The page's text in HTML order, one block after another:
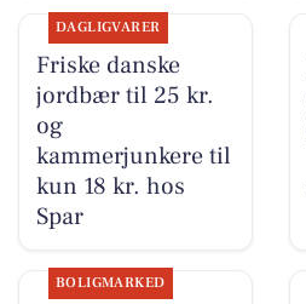
DAGLIGVARER
Friske danske
jordbær til 25 kr.
og
kammerjunkere til
kun 18 kr. hos
Spar
BOLIGMARKED